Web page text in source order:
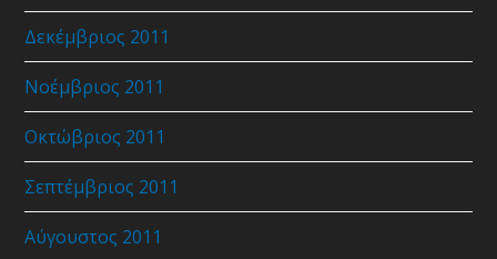
Δεκέμβριος 2011
Νοέμβριος 2011
Οκτώβριος 2011
Σεπτέμβριος 2011
Αύγουστος 2011